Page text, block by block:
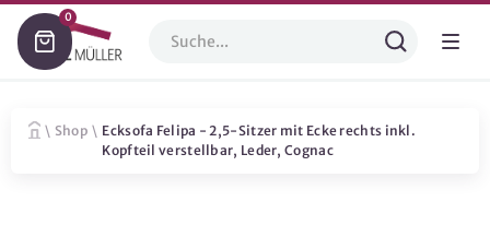
0
\ Shop \ Ecksofa Felipa - 2,5-Sitzer mit Ecke rechts inkl.
Kopfteil verstellbar, Leder, Cognac